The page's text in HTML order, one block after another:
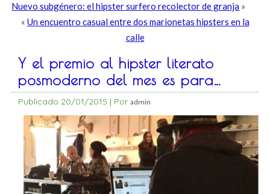
Nuevo subgénero: el hipster surfero recolector de granja »
« Un encuentro casual entre dos marionetas hipsters en la
calle
Y el premio al hipster literato
posmoderno del mes es para…
Publicado 20/01/2015 | Por admin